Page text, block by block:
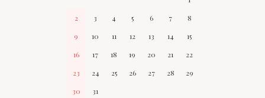
2
3 4 5 6 7
8
9
10 11 12 13 14
15
16
17 18 19 20 21
22
23
24 25 26 27 28
29
30
31